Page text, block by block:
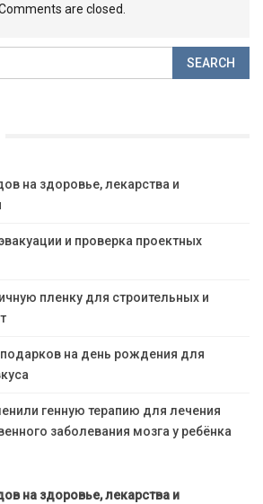
are closed.
на здоровье, лекарства и
и проверка проектных
пленку для строительных и
на день рождения для
генную терапию для лечения
заболевания мозга у ребёнка
на здоровье, лекарства и